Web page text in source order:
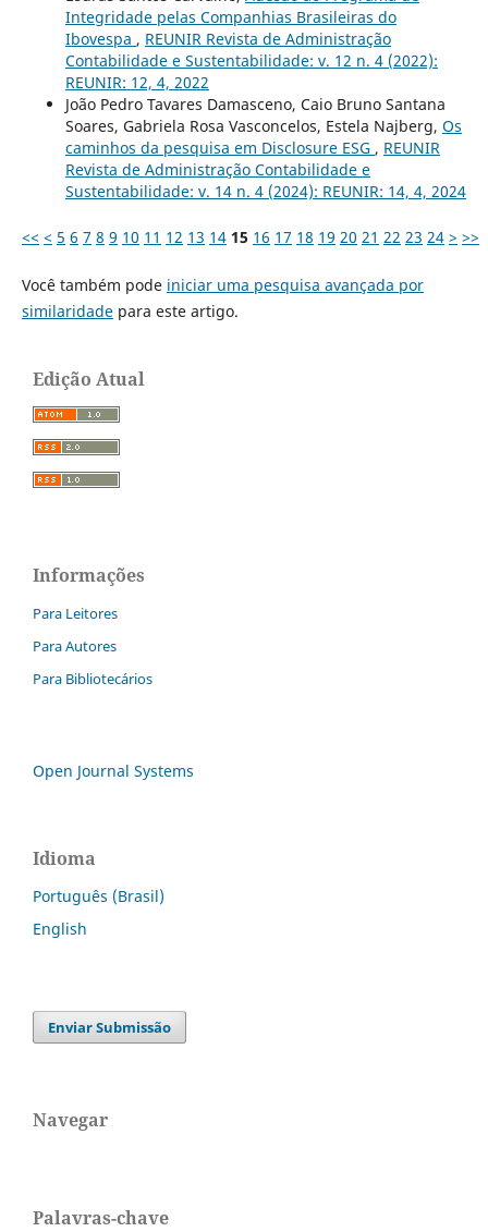
Integridade pelas Companhias Brasileiras do
Ibovespa , REUNIR Revista de Administração
Contabilidade e Sustentabilidade: v. 12 n. 4 (2022):
REUNIR: 12, 4, 2022
João Pedro Tavares Damasceno, Caio Bruno Santana
Soares, Gabriela Rosa Vasconcelos, Estela Najberg, Os
caminhos da pesquisa em Disclosure ESG , REUNIR
Revista de Administração Contabilidade e
Sustentabilidade: v. 14 n. 4 (2024): REUNIR: 14, 4, 2024
<< < 5 6 7 8 9 10 11 12 13 14 15 16 17 18 19 20 21 22 23 24 > >>
Você também pode iniciar uma pesquisa avançada por
similaridadepara este artigo.
Edição Atual
Informações
Para Leitores
Para Autores
Para Bibliotecários
Open Journal Systems
Idioma
Português (Brasil)
English
Enviar Submissão
Navegar
Palavras-chave